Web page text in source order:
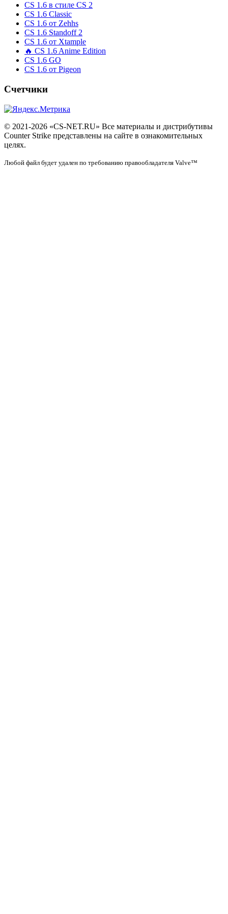
CS 1.6 в стиле CS 2
CS 1.6 Classic
CS 1.6 от Zehhs
CS 1.6 Standoff 2
CS 1.6 от Xtample
🔥 CS 1.6 Anime Edition
CS 1.6 GO
CS 1.6 от Pigeon
Счетчики
© 2021-2026 «CS-NET.RU» Все материалы и дистрибутивы
Counter Strike представлены на сайте в ознакомительных
целях.
Любой файл будет удален по требованию правообладателя Valve™